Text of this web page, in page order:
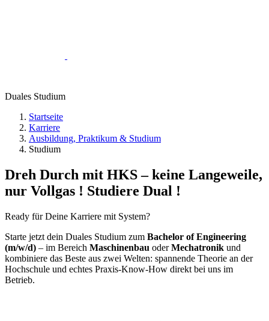
Duales Studium
Startseite
Karriere
Ausbildung, Praktikum & Studium
Studium
Dreh Durch mit HKS – keine Langeweile,
nur Vollgas ! Studiere Dual !
Ready für Deine Karriere mit System?
Starte jetzt dein Duales Studium zum Bachelor of Engineering
(m/w/d) – im Bereich Maschinenbau oderMechatronik und
kombiniere das Beste aus zwei Welten: spannende Theorie an der
Hochschule und echtes Praxis-Know-How direkt bei uns im
Betrieb.